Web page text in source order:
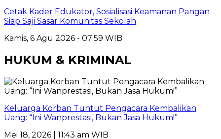
Cetak Kader Edukator, Sosialisasi Keamanan Pangan
Siap Saji Sasar Komunitas Sekolah
Kamis, 6 Agu 2026 - 07:59 WIB
HUKUM & KRIMINAL
Keluarga Korban Tuntut Pengacara Kembalikan
Uang: “Ini Wanprestasi, Bukan Jasa Hukum!”
Mei 18, 2026 | 11:43 am WIB